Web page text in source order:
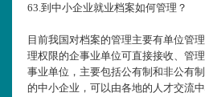
63.到中小企业就业档案如何管理？
目前我国对档案的管理主要有单位管
理权限的企事业单位可直接接收、管
事业单位，主要包括公有制和非公有
的中小企业，可以由各地的人才交流